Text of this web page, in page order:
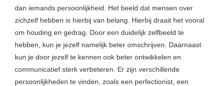
dan iemands persoonlijkheid. Het beeld dat mensen over
zichzelf hebben is hierbij van belang. Hierbij draait het vooral
om houding en gedrag. Door een duidelijk zelfbeeld te
hebben, kun je jezelf namelijk beter omschrijven. Daarnaast
kun je door jezelf te kennen ook beter ontwikkelen en
communicatief sterk verbeteren. Er zijn verschillende
persoonlijkheden te vinden, zoals een perfectionist, een